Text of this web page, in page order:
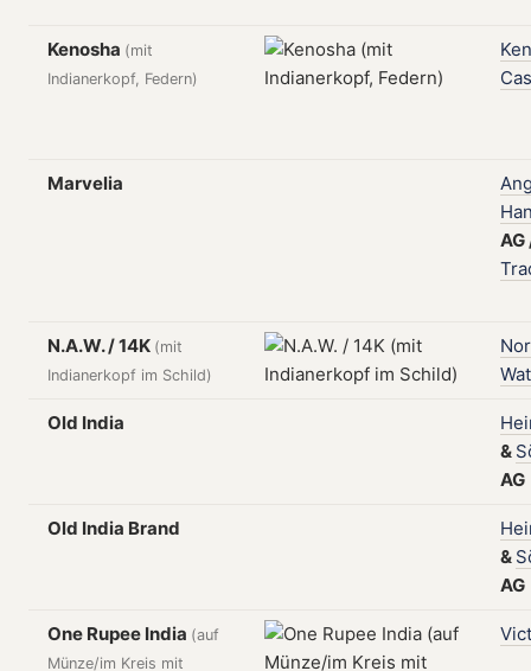
Kenosha (mit
Indianerkopf, Federn)
Marvelia
AG
N.A.W. / 14K (mit
Indianerkopf im Schild)
Old India
&
AG
Old India Brand
&
AG
One Rupee India (auf
Münze/im Kreis mit